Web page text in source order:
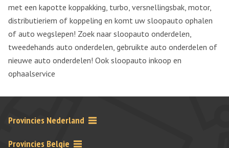
met een kapotte koppakking, turbo, versnellingsbak, motor,
distributieriem of koppeling en komt uw sloopauto ophalen
of auto wegslepen! Zoek naar sloopauto onderdelen,
tweedehands auto onderdelen, gebruikte auto onderdelen of
nieuwe auto onderdelen! Ook sloopauto inkoop en
ophaalservice
Provincies Nederland
Provincies Belgie